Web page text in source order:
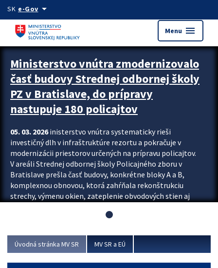
Preskocit na hlavný obsah
SK e-Govarrow_drop_down
Menu menu
Ministerstvo vnútra zmodernizovalo
časť budovy Strednej odbornej školy
PZ v Bratislave, do prípravy
nastupuje 180 policajtov
05. 03. 2026inisterstvo vnútra systematicky rieši
investičný dlh v infraštruktúre rezortu a pokračuje v
modernizácii priestorov určených na prípravu policajtov.
V areáli Strednej odbornej školy Policajného zboru v
Bratislave prešla časť budovy, konkrétne bloky A a B,
komplexnou obnovou, ktorá zahŕňala rekonštrukciu
strechy, výmenu okien, zateplenie obvodových stien aj
aj interiéru, kde vznikli nové učebne a moderné
Viac
Úvodná stránka MV SR MV SR a EÚ